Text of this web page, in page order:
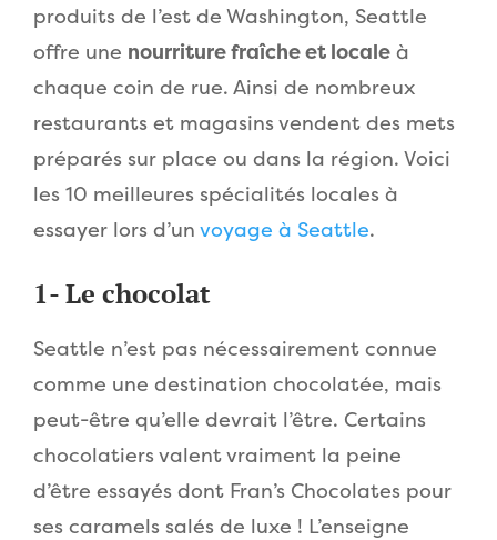
produits de l’est de Washington, Seattle
offre une nourriture fraîche et locale à
chaque coin de rue. Ainsi de nombreux
restaurants et magasins vendent des mets
préparés sur place ou dans la région. Voici
les 10 meilleures spécialités locales à
essayer lors d’un voyage à Seattle.
1- Le chocolat
Seattle n’est pas nécessairement connue
comme une destination chocolatée, mais
peut-être qu’elle devrait l’être. Certains
chocolatiers valent vraiment la peine
d’être essayés dont Fran’s Chocolates pour
ses caramels salés de luxe ! L’enseigne